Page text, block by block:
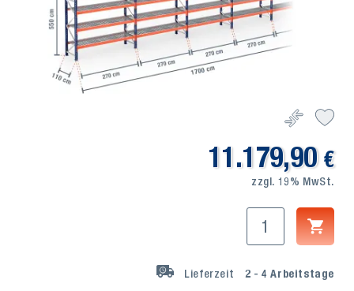
11.179,90 €
zzgl. 19% MwSt.
Lieferzeit 2 - 4 Arbeitstage